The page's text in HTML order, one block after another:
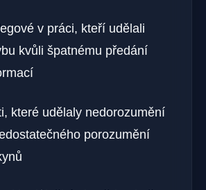
v práci, kteří udělali
kvůli špatnému předání
které udělaly nedorozumění
porozumění